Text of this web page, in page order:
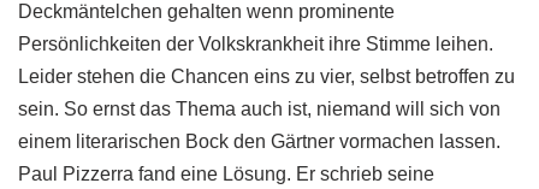
Deckmäntelchen gehalten wenn prominente
Persönlichkeiten der Volkskrankheit ihre Stimme leihen.
Leider stehen die Chancen eins zu vier, selbst betroffen zu
sein. So ernst das Thema auch ist, niemand will sich von
einem literarischen Bock den Gärtner vormachen lassen.
Paul Pizzerra fand eine Lösung. Er schrieb seine